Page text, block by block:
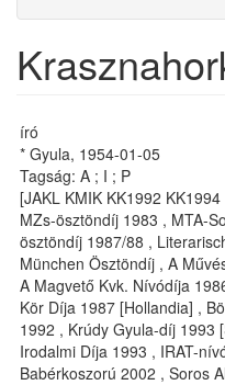
író
* Gyula, 1954-01-05
Tagság: A ; I ; P
[JAKL KMIK KK1992
MZs-ösztöndíj 1983 , MTA-
ösztöndíj 1987/88 ,
München Ösztöndíj , A
A Magvető Kvk. Nívódíja
Kör Díja 1987 [Hollandia] ,
1992 , Krúdy Gyula-díj 1993
Irodalmi Díja 1993 , IRAT-
Babérkoszorú 2002 , Soros